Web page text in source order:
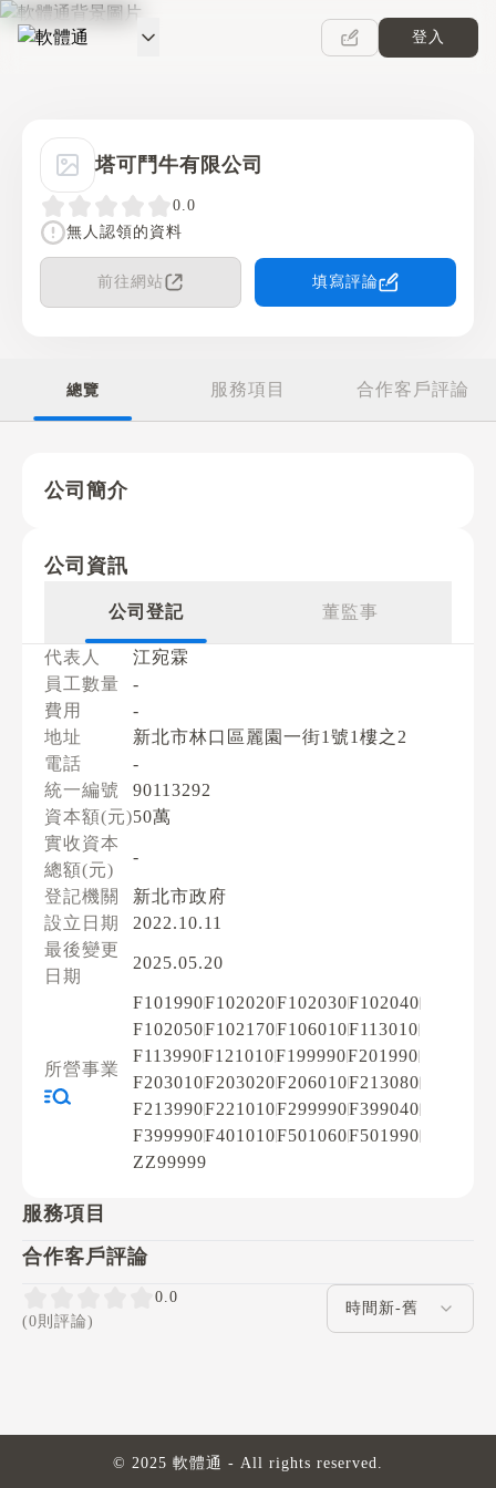
軟體通
登入
塔可鬥牛有限公司
0.0
無人認領的資料
前往網站 填寫評論
總覽 服務項目 合作客戶評論
公司簡介
公司資訊
公司登記 董監事
代表人
江宛霖
員工數量
-
費用
-
地址
新北市林口區麗園一街1號1樓之2
電話
-
統一編號
90113292
資本額(元)50萬
實收資本
總額(元)
-
登記機關
新北市政府
設立日期
2022.10.11
最後變更
日期
2025.05.20
所營事業
F101990F102020F102030F102040
F102050F102170F106010F113010
F113990F121010F199990F201990
F203010F203020F206010F213080
F213990F221010F299990F399040
F399990F401010F501060F501990
ZZ99999
服務項目
合作客戶評論
0.0
(0則評論)
評論排序
© 2025 軟體通 - All rights reserved.